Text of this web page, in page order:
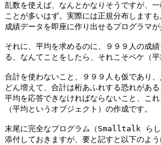
乱数を使えば、なんとかなりそうですが、
ことが多いはず。実際には正規分布します
成績データを即座に作り出せるプログラマが
それに、平均を求めるのに、９９９人の成
る、なんてことをしたら、それこそペケ（平
合計を使わないこと、９９９人も仮であり
どん増えて、合計は桁あふれする恐れがあ
平均を応答できなければならないこと、こ
（平均というオブジェクト）の作成です。
末尾に完全なプログラム（Smalltalk らし
添付しておきますが、要と記すと以下のよう